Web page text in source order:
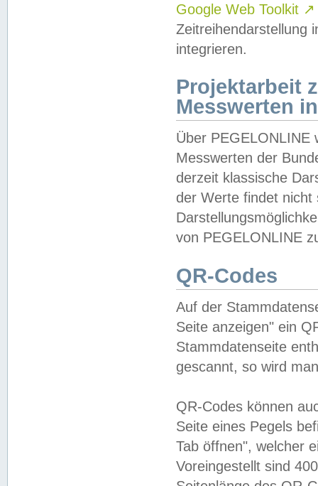
Google Web Toolkit ↗
Zeitreihendarstellung
integrieren.
Projektarbeit
Messwerten
Über PEGELONLINE
Messwerten der
derzeit klassische
der Werte findet
von PEGELONLINE
QR-Codes
Auf der
Seite anzeigen" ein
Stammdatenseite
gescannt, so wird
QR-Codes können
Seite eines Pegels
Tab öffnen", welcher
Voreingestellt sind